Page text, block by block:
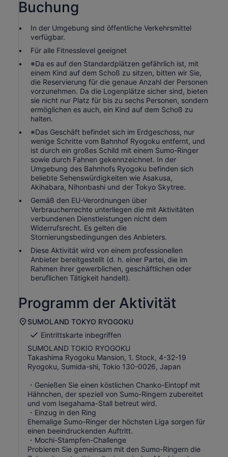
Buchung
In der Umgebung sind öffentliche Verkehrsmittel
verfügbar.
Für alle Fitnesslevel geeignet
※Da es auf den Standardplätzen gefährlich ist, mit
einem Kind auf dem Schoß zu sitzen, bitten wir Sie,
die Reservierung für die genaue Anzahl der Personen
vorzunehmen. Da die Logenplätze sicher sind, bieten
sie nicht nur Platz für bis zu sechs Personen, sondern
ermöglichen es auch, ein Kind auf dem Schoß zu
halten.
※Das Geschäft befindet sich im Erdgeschoss, nur
wenige Schritte vom Bahnhof Ryogoku entfernt, und
ist durch ein großes Schild mit einem Sumo-Ringer
sowie durch Fahnen gekennzeichnet. In der
Umgebung des Bahnhofs Ryogoku befinden sich
beliebte Sehenswürdigkeiten wie Asakusa,
Akihabara, Nihonbashi und der Tokyo Skytree.
Gemäß den EU-Verordnungen über
Verbraucherrechte unterliegen die mit Aktivitäten
verbundenen Dienstleistungen nicht dem
Widerrufsrecht. Es gelten die
Stornierungsbedingungen des Anbieters.
Diese Aktivität wird von einem professionellen
Anbieter bereitgestellt (d. h. einer Partei, die im
Rahmen ihrer gewerblichen, geschäftlichen oder
beruflichen Tätigkeit handelt).
Programm der Aktivität
SUMOLAND TOKYO RYOGOKU
Eintrittskarte inbegriffen
SUMOLAND TOKIO RYOGOKU
Takashima Ryogoku Mansion, 1. Stock, 4-32-19
Ryogoku, Sumida-shi, Tokio 130-0026, Japan
・Genießen Sie einen köstlichen Chanko-Eintopf mit
Hähnchen, der speziell von Sumo-Ringern zubereitet
und vom Isegahama-Stall betreut wird.
・Einzug in den Ring
Ehemalige Sumo-Ringer der höchsten Liga sorgen für
einen beeindruckenden Auftritt.
・Mochi-Stampfen-Challenge
Probieren Sie gemeinsam mit den Sumo-Ringern die